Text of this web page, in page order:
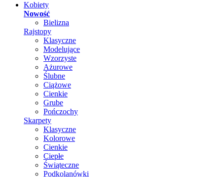
Kobiety
Nowość
Bielizna
Rajstopy
Klasyczne
Modelujące
Wzorzyste
Ażurowe
Ślubne
Ciążowe
Cienkie
Grube
Pończochy
Skarpety
Klasyczne
Kolorowe
Cienkie
Ciepłe
Świąteczne
Podkolanówki